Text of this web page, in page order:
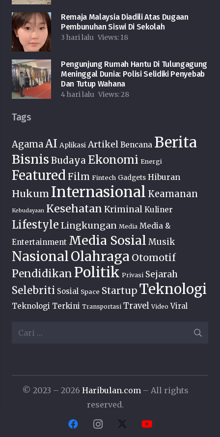
Remaja Malaysia Diadili Atas Dugaan
Pembunuhan Siswi Di Sekolah
3 hari lalu Views: 18
Pengunjung Rumah Hantu Di Tulungagung
Meninggal Dunia: Polisi Selidiki Penyebab
Dan Tutup Wahana
4 hari lalu Views:28
Tags
AgamaAI Aplikasi Artikel Bencana Berita
Bisnis Budaya Ekonomi Energi
Featured Film Fintech Gadgets Hiburan
Hukum Internasional Keamanan
Kebudayaan Kesehatan Kriminal Kuliner
Lifestyle Lingkungan Media Media &
Entertainment Media Sosial Musik
NasionalOlahraga Otomotif
Pendidikan Politik Privasi Sejarah
Selebriti Sosial Space Startup Teknologi
Teknologi Terkini Transportasi Travel Video Viral
Cari
© 2023 – 2026 Haribulan.com – All rights
reserved.